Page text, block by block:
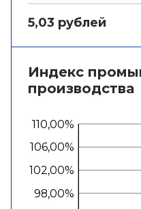
5,03 рублей
Индекс
производства
98,00%
102,00%
106,00%
110,00%